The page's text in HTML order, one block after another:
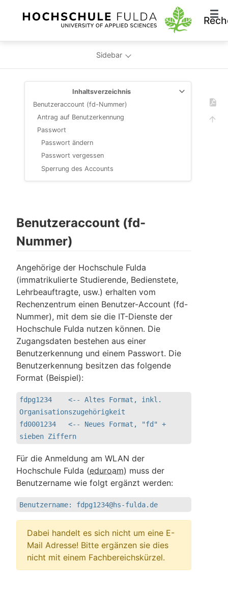
Sidebar
Inhaltsverzeichnis
Benutzeraccount (fd-Nummer)
Antrag auf Benutzerkennung
Passwort
Passwort ändern
Passwort vergessen
Sperrung des Accounts
Benutzeraccount (fd-
Nummer)
Angehörige der Hochschule Fulda
(immatrikulierte Studierende, Bedienstete,
Lehrbeauftragte, usw.) erhalten vom
Rechenzentrum einen Benutzer-Account (fd-
Nummer), mit dem sie die IT-Dienste der
Hochschule Fulda nutzen können. Die
Zugangsdaten bestehen aus einer
Benutzerkennung und einem Passwort. Die
Benutzerkennung besitzen das folgende
Format (Beispiel):
fdpg1234    <-- Altes Format, inkl.
Organisationszugehörigkeit
fd0001234   <-- Neues Format, "fd" +
sieben Ziffern
Für die Anmeldung am WLAN der
Hochschule Fulda (eduroam) muss der
Benutzername wie folgt ergänzt werden:
Benutzername: fdpg1234@hs-fulda.de
Dabei handelt es sich nicht um eine E-
Mail Adresse! Bitte ergänzen sie dies
nicht mit einem Fachbereichskürzel.